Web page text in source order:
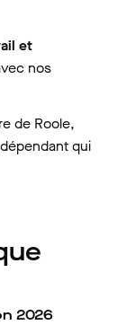
et
nos
de Roole,
qui
2026